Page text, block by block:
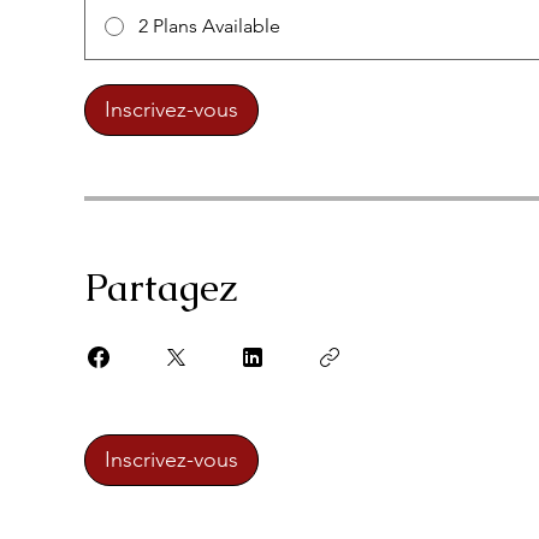
2 Plans Available
Inscrivez-vous
Partagez
Inscrivez-vous